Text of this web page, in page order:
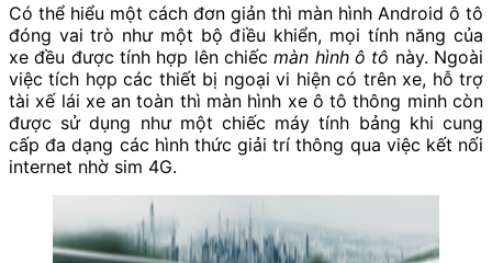
Có thể hiểu một cách đơn giản thì màn hình Android ô tô
đóng vai trò như một bộ điều khiển, mọi tính năng của
xe đều được tính hợp lên chiếcmàn hình ô tô này. Ngoài
việc tích hợp các thiết bị ngoại vi hiện có trên xe, hỗ trợ
tài xế lái xe an toàn thì màn hình xe ô tô thông minh còn
được sử dụng như một chiếc máy tính bảng khi cung
cấp đa dạng các hình thức giải trí thông qua việc kết nối
internet nhờ sim 4G.